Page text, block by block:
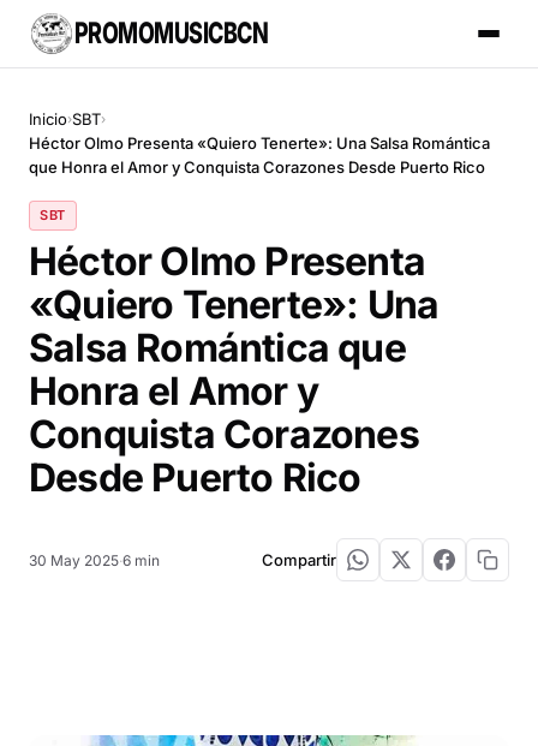
PROMOMUSICBCN
Inicio›SBT›
Héctor Olmo Presenta «Quiero Tenerte»: Una Salsa Romántica
que Honra el Amor y Conquista Corazones Desde Puerto Rico
SBT
Héctor Olmo Presenta
«Quiero Tenerte»: Una
Salsa Romántica que
Honra el Amor y
Conquista Corazones
Desde Puerto Rico
30 May 2025·6 min Compartir